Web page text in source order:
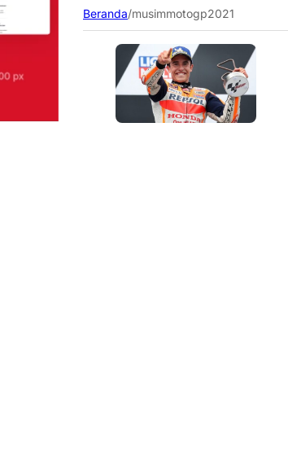
Beranda/musimmotogp2021